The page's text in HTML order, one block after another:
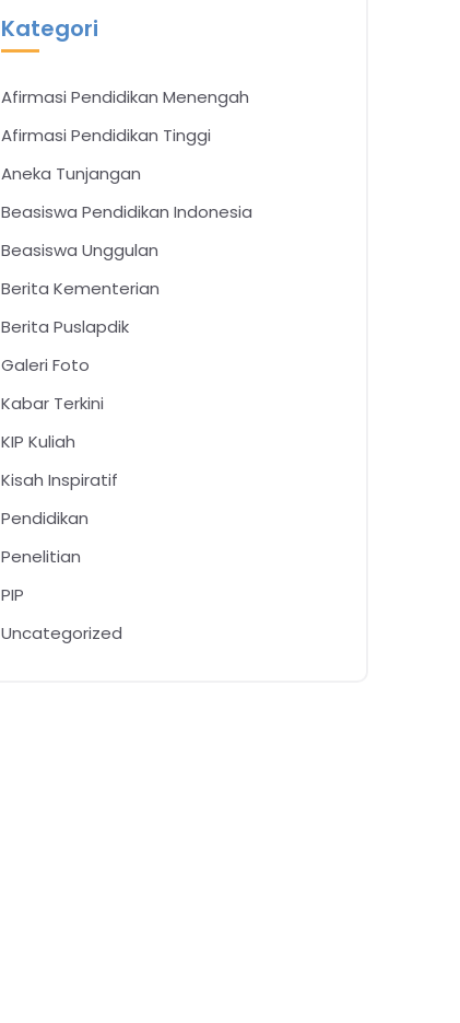
Kategori
Afirmasi Pendidikan Menengah
Afirmasi Pendidikan Tinggi
Aneka Tunjangan
Beasiswa Pendidikan Indonesia
Beasiswa Unggulan
Berita Kementerian
Berita Puslapdik
Galeri Foto
Kabar Terkini
KIP Kuliah
Kisah Inspiratif
Pendidikan
Penelitian
PIP
Uncategorized